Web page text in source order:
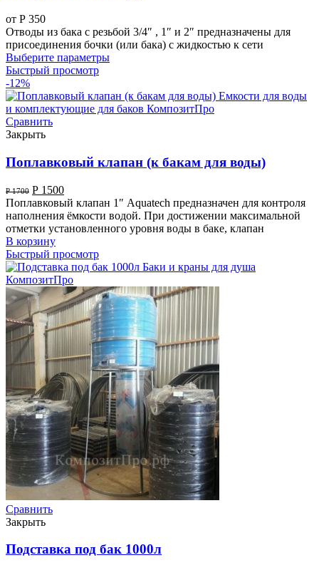
от Р 350
Отводы из бака с резьбой 3/4″ , 1″ и 2″ предназначены для
присоединения бочки (или бака) с жидкостью к сети
Выберите параметры
Быстрый просмотр
-12%
Сравнить
Закрыть
Поплавковый клапан (к бакам для воды)
Р1700 Р 1500
Поплавковый клапан 1″ Aquatech предназначен для контроля
наполнения ёмкости водой. При достижении максимальной
отметки установленного уровня воды в баке, клапан
В корзину
Быстрый просмотр
Сравнить
Закрыть
Подставка под бак 1000л